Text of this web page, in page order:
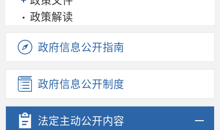
政策解读
政府信息公开指南
政府信息公开制度
法定主动公开内容